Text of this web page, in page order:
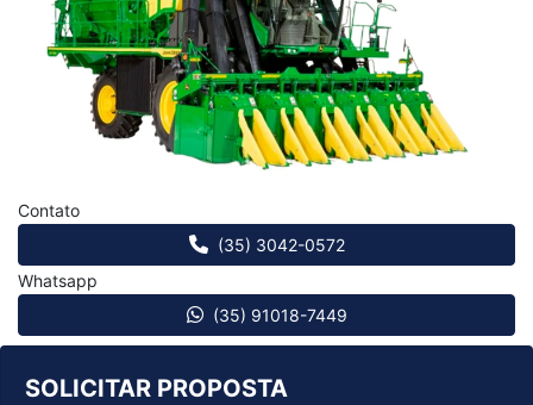
SOLICITAR PROPOSTA
Anterior
Contato
(35) 3042-0572
Whatsapp
(35) 91018-7449